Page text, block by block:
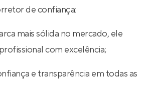
de confiança:
mais sólida no mercado, ele
com excelência;
e transparência em todas as